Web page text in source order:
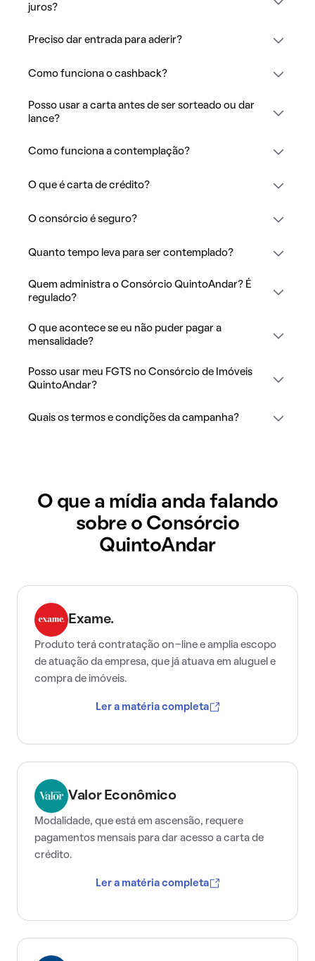
juros?
Preciso dar entrada para aderir?
Como funciona o cashback?
Posso usar a carta antes de ser sorteado ou dar
lance?
Como funciona a contemplação?
O que é carta de crédito?
O consórcio é seguro?
Quanto tempo leva para ser contemplado?
Quem administra o Consórcio QuintoAndar? É
regulado?
O que acontece se eu não puder pagar a
mensalidade?
Posso usar meu FGTS no Consórcio de Imóveis
QuintoAndar?
Quais os termos e condições da campanha?
O que a mídia anda falando
sobre o Consórcio
QuintoAndar
Exame.
Produto terá contratação on-line e amplia escopo
de atuação da empresa, que já atuava em aluguel e
compra de imóveis.
Ler a matéria completa
Valor Econômico
Modalidade, que está em ascensão, requere
pagamentos mensais para dar acesso a carta de
crédito.
Ler a matéria completa